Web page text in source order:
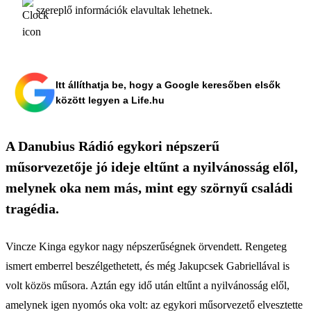
szereplő információk elavultak lehetnek.
Itt állíthatja be, hogy a Google keresőben elsők
között legyen a Life.hu
A Danubius Rádió egykori népszerű
műsorvezetője jó ideje eltűnt a nyilvánosság elől,
melynek oka nem más, mint egy szörnyű családi
tragédia.
Vincze Kinga egykor nagy népszerűségnek örvendett. Rengeteg
ismert emberrel beszélgethetett, és még Jakupcsek Gabriellával is
volt közös műsora. Aztán egy idő után eltűnt a nyilvánosság elől,
amelynek igen nyomós oka volt: az egykori műsorvezető elvesztette